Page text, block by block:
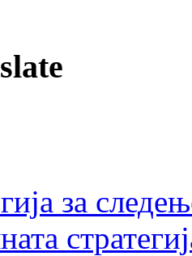
за